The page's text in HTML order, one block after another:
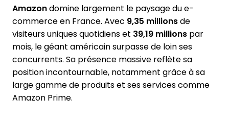
Amazondomine largement le paysage du e-
commerce en France. Avec 9,35 millionsde
visiteurs uniques quotidiens et 39,19 millions par
mois, le géant américain surpasse de loin ses
concurrents. Sa présence massive reflète sa
position incontournable, notamment grâce à sa
large gamme de produits et ses services comme
Amazon Prime.